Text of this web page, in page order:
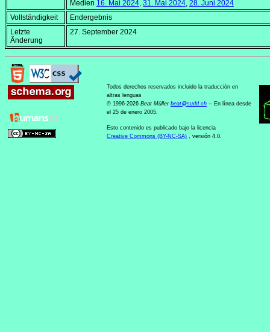
Medien 16. Mai 2024, 31. Mai 2024, 28. Juni 2024
Vollständigkeit
Endergebnis
Letzte
Änderung
27. September 2024
Todos derechos reservados incluido la traducción en
altras lenguas
© 1996-2026 Beat Müller beat@sudd.ch -- En línea desde
el 25 de enero 2005.
Esto contenido es publicado bajo la licencia
Creative Commons (BY-NC-SA) , versión 4.0.